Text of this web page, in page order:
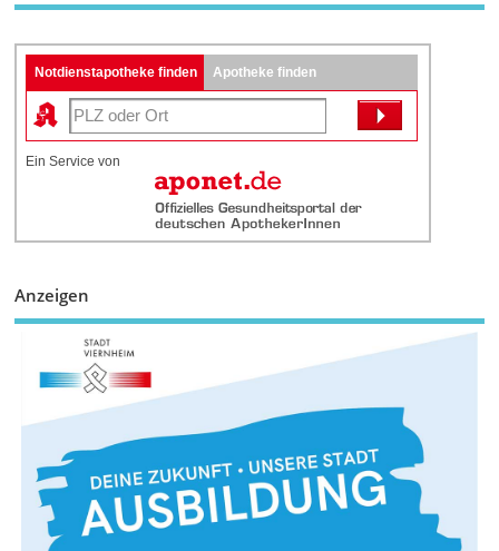
Notdienstapotheke finden Apotheke finden
Ein Service von
Anzeigen